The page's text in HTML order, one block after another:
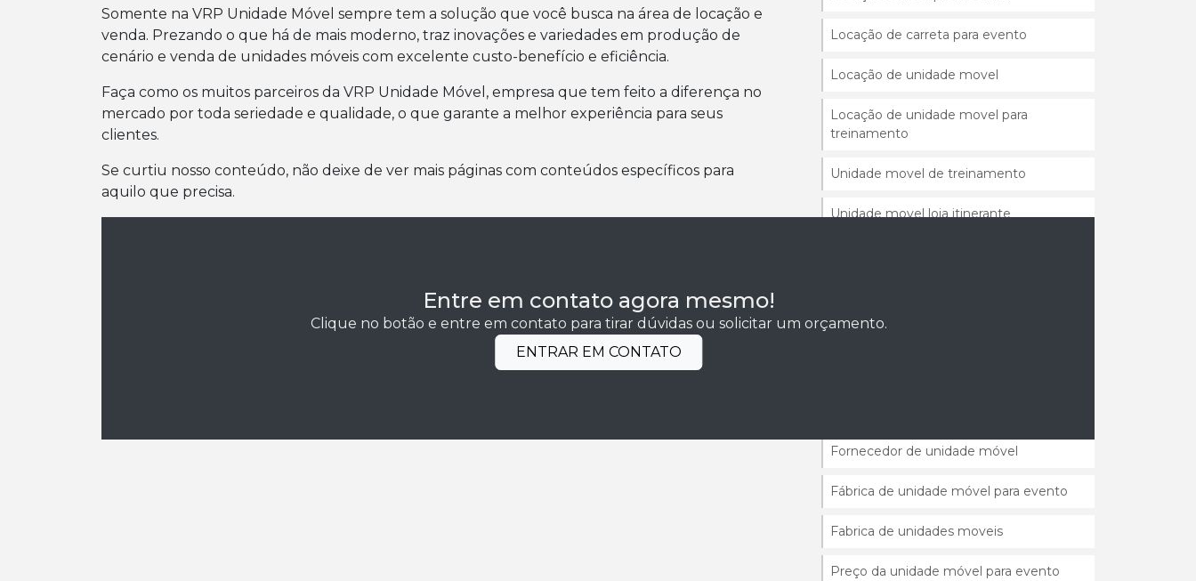
Somente na VRP Unidade Móvel sempre tem a solução que você busca na área de locação e
venda. Prezando o que há de mais moderno, traz inovações e variedades em produção de
cenário e venda de unidades móveis com excelente custo-benefício e eficiência.
Faça como os muitos parceiros da VRP Unidade Móvel, empresa que tem feito a diferença no
mercado por toda seriedade e qualidade, o que garante a melhor experiência para seus
clientes.
Se curtiu nosso conteúdo, não deixe de ver mais páginas com conteúdos específicos para
aquilo que precisa.
Entre em contato agora mesmo!
Clique no botão e entre em contato para tirar dúvidas ou solicitar um orçamento.
ENTRAR EM CONTATO
Locação de carreta para evento
Locação de unidade movel
Locação de unidade movel para
treinamento
Unidade movel de treinamento
Unidade movel loja itinerante
Fornecedor de unidade móvel
Fábrica de unidade móvel para evento
Fabrica de unidades moveis
Preço da unidade móvel para evento